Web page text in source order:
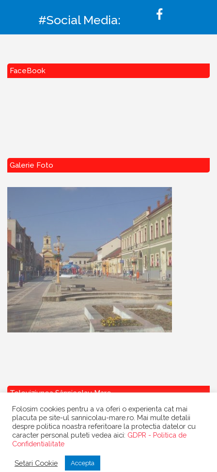
#Social Media:
FaceBook
Galerie Foto
Televiziunea Sânnicolau Mare
Primaria Sannicolau Mare
gazduit de
Folosim cookies pentru a va oferi o experienta cat mai
placuta pe site-ul sannicolau-mare.ro. Mai multe detalii
despre politica noastra referitoare la protectia datelor cu
caracter personal puteti vedea aici: GDPR - Politica de
Confidentialitate
Setari Cookie Accepta